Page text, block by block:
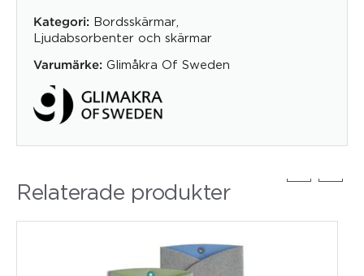
Kategori: Bordsskärmar
Ljudabsorbenter och skärmar
Varumärke: Glimåkra Of Sweden
Relaterade produkter